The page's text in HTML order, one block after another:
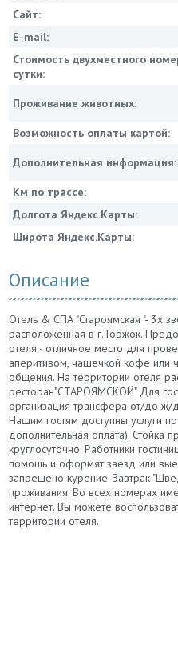
Сайт:
E-mail:
Стоимость двухместного
сутки:
Проживание животных:
Возможность оплаты картой:
Дополнительная информация:
Км по трассе:
Долгота Яндекс.Карты:
Широта Яндекс.Карты:
Описание
Отель & СПА "Староямская "- 3х
расположенная в г.Торжок.
отеля - отличное место для
аперитивом, чашечкой кофе или
общения. На территории отеля
ресторан"СТАРОЯМСКОЙ" Для
организация трансфера от/до ж/
Нашим гостям доступны услуги
дополнительная оплата). Стойка
круглосуточно. Работники
помощь и оформят заезд или
запрещено курение. Завтрак
проживания. Во всех номерах
интернет. Вы можете
территории отеля.